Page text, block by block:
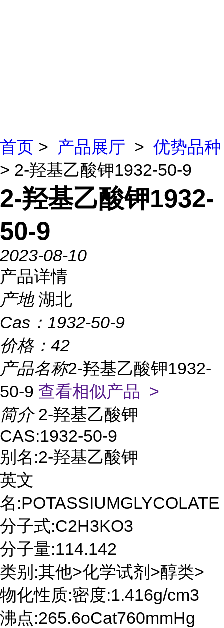
首页 > 产品展厅 > 优势品种
> 2-羟基乙酸钾1932-50-9
2-羟基乙酸钾1932-
50-9
2023-08-10
产品详情
产地 湖北
Cas： 1932-50-9
价格： 42
产品名称2-羟基乙酸钾1932-
50-9 查看相似产品 >
简介 2-羟基乙酸钾
CAS:1932-50-9
别名:2-羟基乙酸钾
英文
名:POTASSIUMGLYCOLATE
分子式:C2H3KO3
分子量:114.142
类别:其他>化学试剂>醇类>
物化性质:密度:1.416g/cm3
沸点:265.6oCat760mmHg